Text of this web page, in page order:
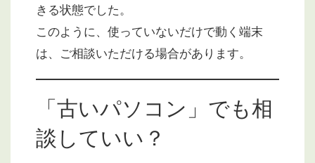
きる状態でした。
このように、使っていないだけで動く端末
は、ご相談いただける場合があります。
「古いパソコン」でも相
談していい？